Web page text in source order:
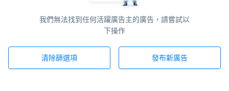
我們無法找到任何活躍廣告主的廣告，請嘗試以
下操作
清除篩選項 發布新廣告